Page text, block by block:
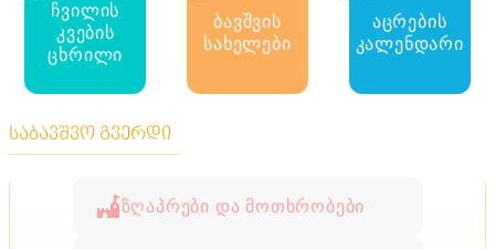
ჩვილის
კვების
ცხრილი
ბავშვის
სახელები
აცრების
კალენდარი
საბავშვო გვერდი
ზღაპრები და მოთხრობები